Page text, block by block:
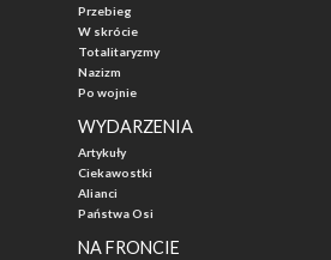
Przebieg
W skrócie
Totalitaryzmy
Nazizm
Po wojnie
WYDARZENIA
Artykuły
Ciekawostki
Alianci
Państwa Osi
NA FRONCIE